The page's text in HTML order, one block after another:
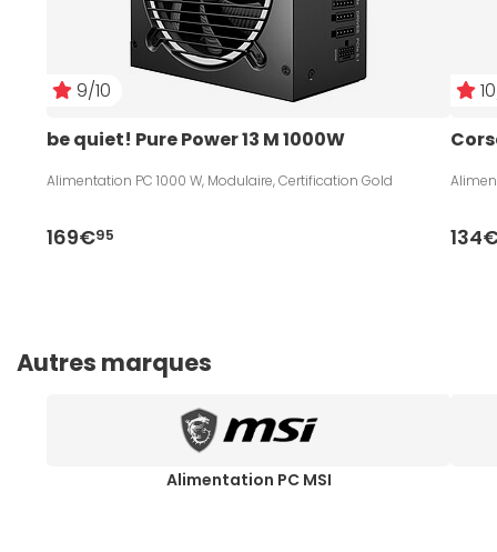
9/10
be quiet! Pure Power 13 M 1000W
Alimentation PC 1000 W, Modulaire, Certification Gold
169€95
Autres marques
Alimentation PC MSI